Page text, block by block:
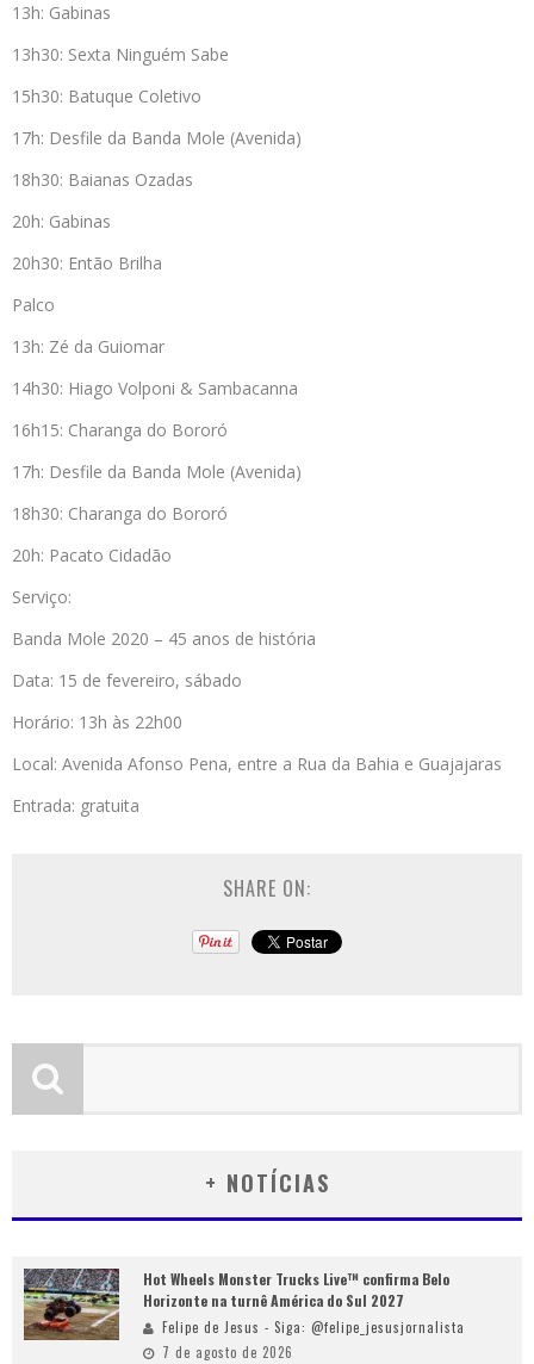
13h: Gabinas
13h30: Sexta Ninguém Sabe
15h30: Batuque Coletivo
17h: Desfile da Banda Mole (Avenida)
18h30: Baianas Ozadas
20h: Gabinas
20h30: Então Brilha
Palco
13h: Zé da Guiomar
14h30: Hiago Volponi & Sambacanna
16h15: Charanga do Bororó
17h: Desfile da Banda Mole (Avenida)
18h30: Charanga do Bororó
20h: Pacato Cidadão
Serviço:
Banda Mole 2020 – 45 anos de história
Data: 15 de fevereiro, sábado
Horário: 13h às 22h00
Local: Avenida Afonso Pena, entre a Rua da Bahia e Guajajaras
Entrada: gratuita
SHARE ON:
+ NOTÍCIAS
Hot Wheels Monster Trucks Live™ confirma Belo
Horizonte na turnê América do Sul 2027
Felipe de Jesus - Siga: @felipe_jesusjornalista
7 de agosto de 2026